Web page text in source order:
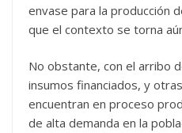
envase para la producción
que el contexto se torna
No obstante, con el arribo
insumos financiados, y
encuentran en proceso
de alta demanda en la